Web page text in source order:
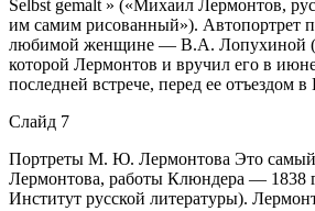
Selbst gemalt » («Михаил Лермонтов,
им самим рисованный»). Автопортрет
любимой женщине — В.А. Лопухиной (
которой Лермонтов и вручил его в
последней встрече, перед ее отъездом
Слайд 7
Портреты М. Ю. Лермонтова Это самый
Лермонтова, работы Клюндера — 1838
Институт русской литературы).